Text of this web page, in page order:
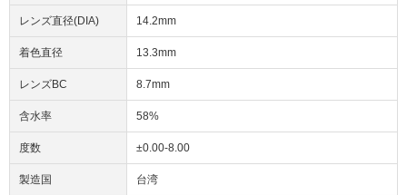
レンズ直径(DIA) 14.2mm
着色直径 13.3mm
レンズBC 8.7mm
含水率 58%
度数 ±0.00-8.00
製造国 台湾